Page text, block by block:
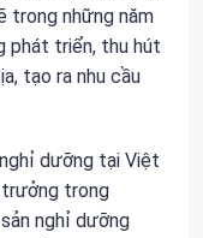
trong những năm
phát triển, thu hút
tạo ra nhu cầu
dưỡng tại Việt
trong
nghỉ dưỡng